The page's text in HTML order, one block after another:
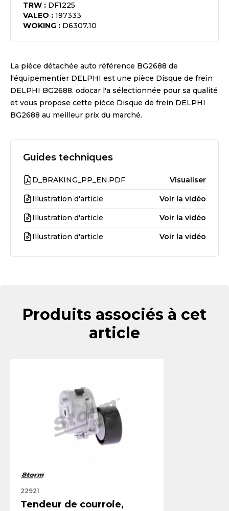
TRW : DF1225
VALEO : 197333
WOKING : D6307.10
La pièce détachée auto référence BG2688 de
l'équipementier DELPHI est une pièce Disque de frein
DELPHI BG2688. odocar l'a sélectionnée pour sa qualité
et vous propose cette pièce Disque de frein DELPHI
BG2688 au meilleur prix du marché.
Guides techniques
D_BRAKING_PP_EN.PDF Visualiser
Illustration d'article Voir la vidéo
Illustration d'article Voir la vidéo
Illustration d'article Voir la vidéo
Produits associés à cet
article
22921
Tendeur de courroie,